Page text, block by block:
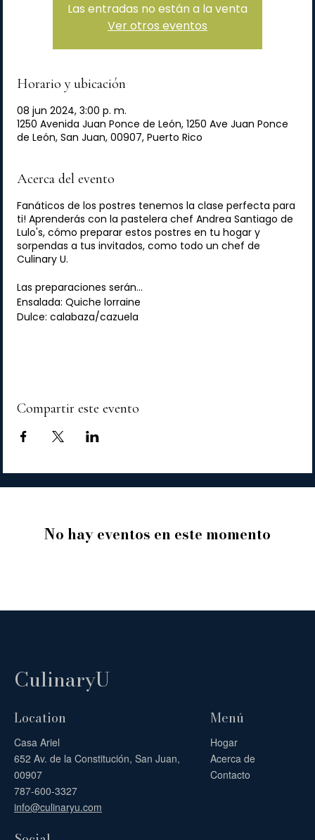
Las entradas no están a la venta
Ver otros eventos
Horario y ubicación
08 jun 2024, 3:00 p. m.
1250 Avenida Juan Ponce de León, 1250 Ave Juan Ponce
de León, San Juan, 00907, Puerto Rico
Acerca del evento
Fanáticos de los postres tenemos la clase perfecta para
ti! Aprenderás con la pastelera chef Andrea Santiago de
Lulo's, cómo preparar estos postres en tu hogar y
sorpendas a tus invitados, como todo un chef de
Culinary U.
Las preparaciones serán...
Ensalada: Quiche lorraine
Dulce: calabaza/cazuela
- Receta del chef para que las practicas en tu hogar.
Tarifa de estacionamiento: $10.00.
Compartir este evento
No hay eventos en este momento
CulinaryU
Casa Ariel
652 Av. de la Constitución, San Juan,
00907
787-600-3327
info@culinaryu.com
Location
Hogar
Acerca de
Contacto
Menú